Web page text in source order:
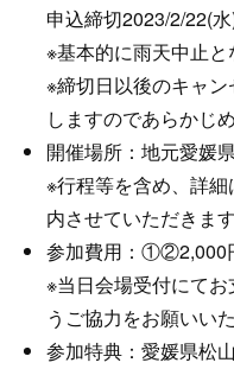
申込締切2023/2/22(
※基本的に雨天中止と
※締切日以後のキャ
しますのであらかじ
開催場所：地元愛媛
※行程等を含め、詳
内させていただきます
参加費用：①②2,000
※当日会場受付にて
うご協力をお願いい
参加特典：愛媛県松